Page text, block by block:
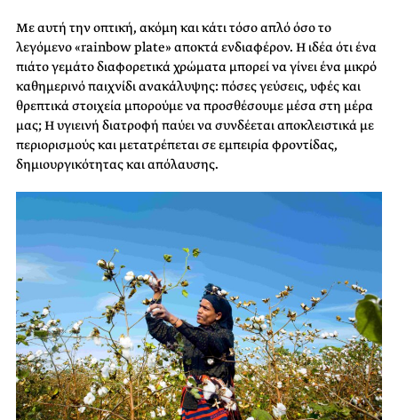
Με αυτή την οπτική, ακόμη και κάτι τόσο απλό όσο το
λεγόμενο «rainbow plate» αποκτά ενδιαφέρον. Η ιδέα ότι ένα
πιάτο γεμάτο διαφορετικά χρώματα μπορεί να γίνει ένα μικρό
καθημερινό παιχνίδι ανακάλυψης: πόσες γεύσεις, υφές και
θρεπτικά στοιχεία μπορούμε να προσθέσουμε μέσα στη μέρα
μας; Η υγιεινή διατροφή παύει να συνδέεται αποκλειστικά με
περιορισμούς και μετατρέπεται σε εμπειρία φροντίδας,
δημιουργικότητας και απόλαυσης.